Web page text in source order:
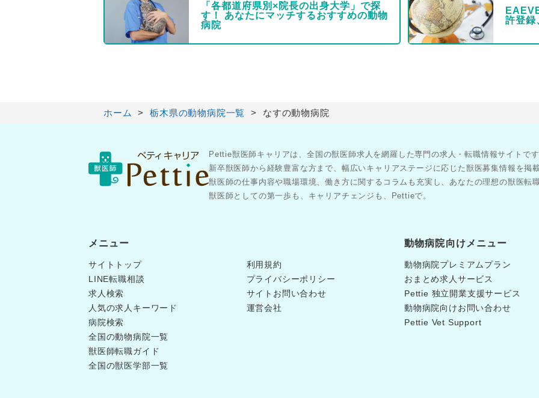
「各都道府県別×院長の出身大学」で探
す！ あなたにマッチするおすすめの動物
病院
許登録
ホーム 栃木県の動物病院一覧 なすの動物病院
Pettie獣医師キャリアは、全国の獣医師求人を網羅した専門の求人・転職情報サイトで
新卒獣医師から経験豊富な方まで、幅広いキャリアステージに応じた獣医募集情報を掲
獣医師の仕事内容や職場環境、働き方に関するコラムも充実し、あなたの理想の獣医転
獣医師としての第一歩も、キャリアチェンジも、Pettieで。
メニュー
サイトトップ
LINE転職相談
求人検索
人気の求人キーワード
病院検索
全国の動物病院一覧
獣医師転職ガイド
全国の獣医学部一覧
利用規約
プライバシーポリシー
サイトお問い合わせ
運営会社
動物病院向けメニュー
動物病院プレミアムプラン
おまとめ求人サービス
Pettie 独立開業支援サービス
動物病院向けお問い合わせ
Pettie Vet Support